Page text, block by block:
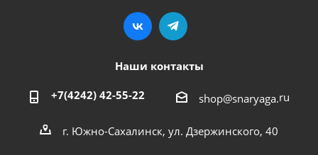
Наши контакты
+7(4242) 42-55-22 shop@snaryaga.ru
г. Южно-Сахалинск, ул. Дзержинского, 40